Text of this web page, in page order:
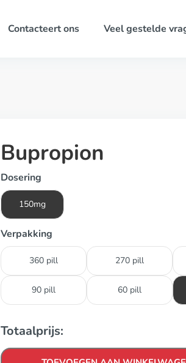
Contacteert ons Veel gestelde
Bupropion
Dosering
150mg
Verpakking
360 pill 270 pill
90 pill 60 pill
Totaalprijs: